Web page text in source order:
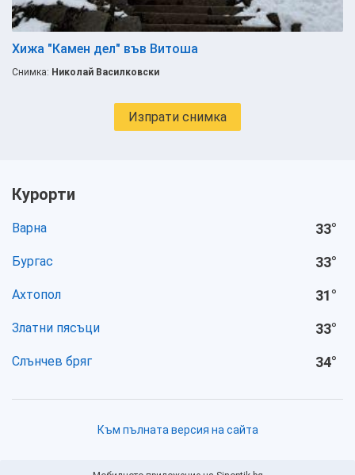
Хижа "Камен дел" във Витоша
Снимка: Николай Василковски
Изпрати снимка
Курорти
Варна 33°
Бургас 33°
Ахтопол 31°
Златни пясъци 33°
Слънчев бряг 34°
Към пълната версия на сайта